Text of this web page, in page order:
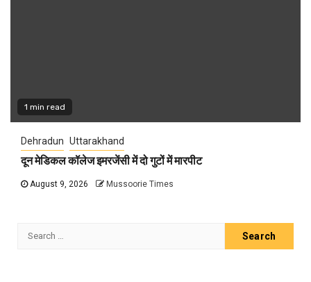
1 min read
Dehradun Uttarakhand
दून मेडिकल कॉलेज इमरजेंसी में दो गुटों में मारपीट
August 9, 2026 Mussoorie Times
Search